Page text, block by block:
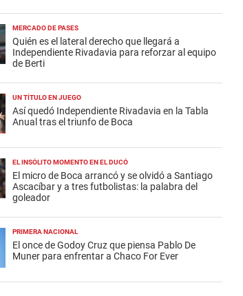
MERCADO DE PASES
Quién es el lateral derecho que llegará a
Independiente Rivadavia para reforzar al equipo
de Berti
UN TÍTULO EN JUEGO
Así quedó Independiente Rivadavia en la Tabla
Anual tras el triunfo de Boca
EL INSÓLITO MOMENTO EN EL DUCÓ
El micro de Boca arrancó y se olvidó a Santiago
Ascacíbar y a tres futbolistas: la palabra del
goleador
PRIMERA NACIONAL
El once de Godoy Cruz que piensa Pablo De
Muner para enfrentar a Chaco For Ever